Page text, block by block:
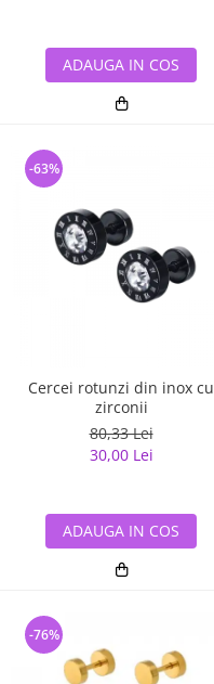
ADAUGA IN COS
Cercei rotunzi din inox cu
zirconii
80,33 Lei
30,00 Lei
-63%
ADAUGA IN COS
-76%